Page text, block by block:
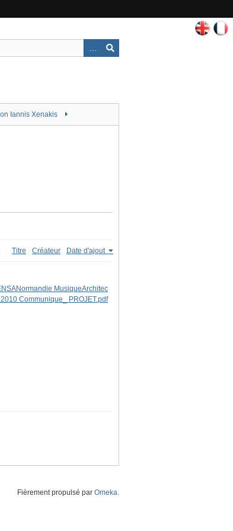
Iannis Xenakis
Titre Créateur Date d'ajout
Fièrement propulsé par Omeka.